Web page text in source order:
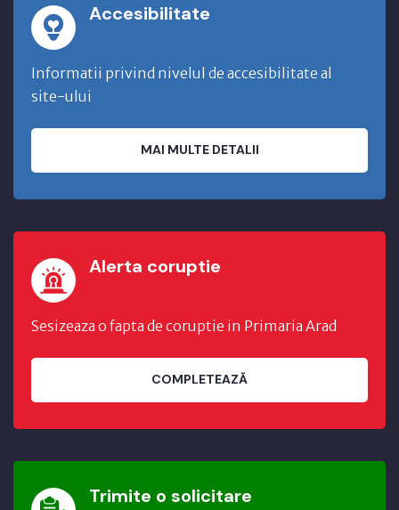
Accesibilitate
Informatii privind nivelul de accesibilitate al
site-ului
MAI MULTE DETALII
Alerta coruptie
Sesizeaza o fapta de coruptie in Primaria Arad
COMPLETEAZĂ
Trimite o solicitare